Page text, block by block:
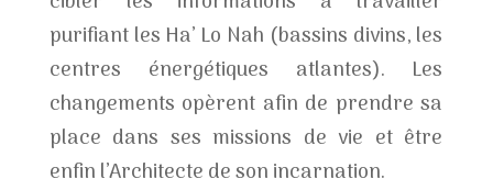
purifiant les Ha’ Lo Nah (bassins divins, les
centres énergétiques atlantes). Les
changements opèrent afin de prendre sa
place dans ses missions de vie et être
enfin l’Architecte de son incarnation.